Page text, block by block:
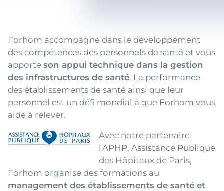
Texte
Forhom accompagne dans le développement
des compétences des personnels de santé et vous
apporte son appui technique dans la gestion
des infrastructures de santé. La performance
des établissements de santé ainsi que leur
personnel est un défi mondial à que Forhom vous
aide à relever.
Image
Texte
Avec notre partenaire
l'APHP, Assistance Publique
des Hôpitaux de Paris,
Forhom organise des formations au
management des établissements de santé et